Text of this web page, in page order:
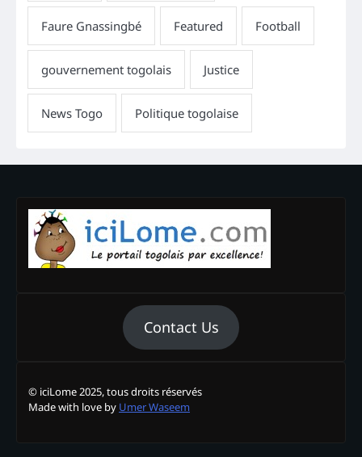
Contact Us
© iciLome 2025, tous droits réservés
Made with love by Umer Waseem